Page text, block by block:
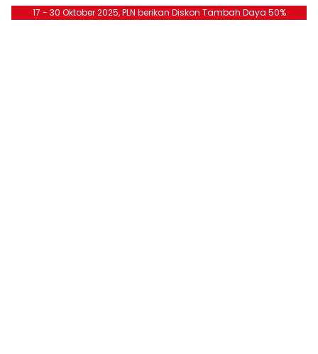
17 - 30 Oktober 2025, PLN berikan Diskon Tambah Daya 50%